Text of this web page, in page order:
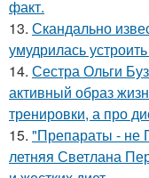
факт.
13. Скандально
умудрилась
14. Сестра Ольги
активный образ
тренировки, а про
15. "Препараты - не
летняя Светлана